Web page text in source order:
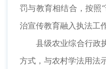
罚与教育相结合，按照
治宣传教育融入执法工
县级农业综合行政
方式，与农村学法用法